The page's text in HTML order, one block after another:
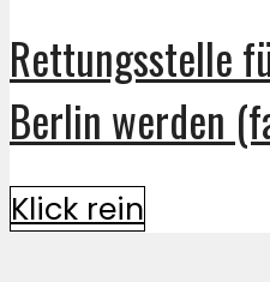
Rettungsstelle
Berlin werden
Klick rein